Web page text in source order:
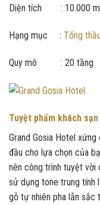
Diện tích : 10.000
Hạng mục : Tổng
Quy mô : 20 tầng
Tuyệt phẩm khách
Grand Gosia Hotel
đầu cho lựa chọn của
nên công trình tuyệt vời
sử dụng tone trung tính
gỗ tự nhiên pha lẫn sắc